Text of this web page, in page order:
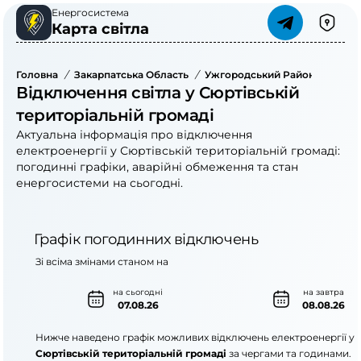
Енергосистема
Карта світла
Головна / Закарпатська Область / Ужгородський Район
Відключення світла у Сюртівській
територіальній громаді
Актуальна інформація про відключення
електроенергії у Сюртівській територіальній громаді:
погодинні графіки, аварійні обмеження та стан
енергосистеми на сьогодні.
Графік погодинних відключень
на сьогодні
07.08.26
на завтра
08.08.26
Зі всіма змінами станом на
Нижче наведено графік можливих відключень електроенергії у
Сюртівській територіальній громаді за чергами та годинами.